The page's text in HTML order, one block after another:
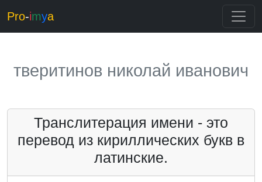
Pro-imya
тверитинов николай иванович
Транслитерация имени - это
перевод из кириллических букв в
латинские.